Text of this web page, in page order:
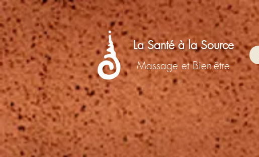
La Santé à la Source
Massage et Bien-être